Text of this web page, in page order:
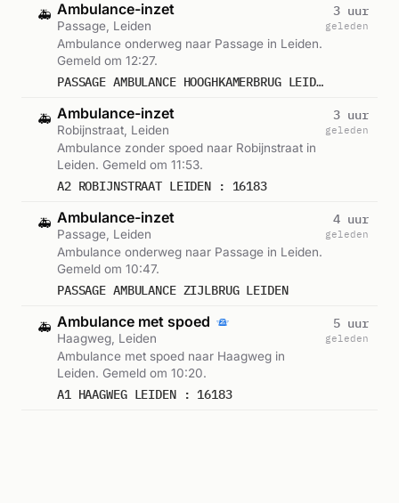
🚑 Ambulance-inzet
Passage, Leiden
Ambulance onderweg naar Passage in Leiden.
Gemeld om 12:27.
PASSAGE AMBULANCE HOOGHKAMERBRUG LEIDEN
3 uur
geleden
🚑 Ambulance-inzet
Robijnstraat, Leiden
Ambulance zonder spoed naar Robijnstraat in
Leiden. Gemeld om 11:53.
A2 ROBIJNSTRAAT LEIDEN : 16183
3 uur
geleden
🚑 Ambulance-inzet
Passage, Leiden
Ambulance onderweg naar Passage in Leiden.
Gemeld om 10:47.
PASSAGE AMBULANCE ZIJLBRUG LEIDEN
4 uur
geleden
🚑 Ambulance met spoed
Haagweg, Leiden
Ambulance met spoed naar Haagweg in
Leiden. Gemeld om 10:20.
A1 HAAGWEG LEIDEN : 16183
5 uur
geleden